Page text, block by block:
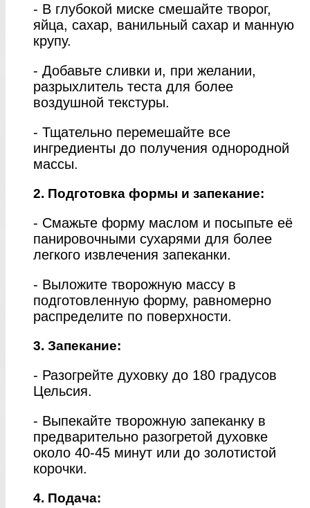
- В глубокой миске смешайте творог,
яйца, сахар, ванильный сахар и манную
крупу.
- Добавьте сливки и, при желании,
разрыхлитель теста для более
воздушной текстуры.
- Тщательно перемешайте все
ингредиенты до получения однородной
массы.
2. Подготовка формы и запекание:
- Смажьте форму маслом и посыпьте её
панировочными сухарями для более
легкого извлечения запеканки.
- Выложите творожную массу в
подготовленную форму, равномерно
распределите по поверхности.
3. Запекание:
- Разогрейте духовку до 180 градусов
Цельсия.
- Выпекайте творожную запеканку в
предварительно разогретой духовке
около 40-45 минут или до золотистой
корочки.
4. Подача: